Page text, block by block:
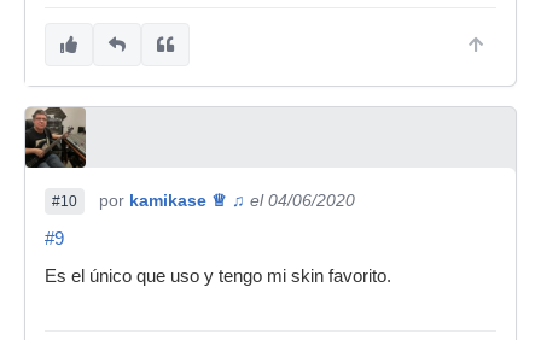
#10 por kamikase ♕ ♫ el 04/06/2020
#9
Es el único que uso y tengo mi skin favorito.